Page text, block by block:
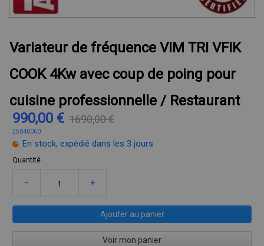
Variateur de fréquence VIM TRI VFIK
COOK 4Kw avec coup de poing pour
cuisine professionnelle / Restaurant
990,00 € 1690,00 €
25040060
En stock, expédié dans les 3 jours
Quantité
− +
Ajouter au panier
Voir mon panier